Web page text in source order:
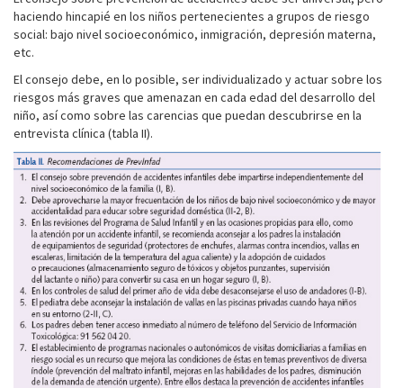
haciendo hincapié en los niños pertenecientes a grupos de riesgo
social: bajo nivel socioeconómico, inmigración, depresión materna,
etc.
El consejo debe, en lo posible, ser individualizado y actuar sobre los
riesgos más graves que amenazan en cada edad del desarrollo del
niño, así como sobre las carencias que puedan descubrirse en la
entrevista clínica (tabla II).